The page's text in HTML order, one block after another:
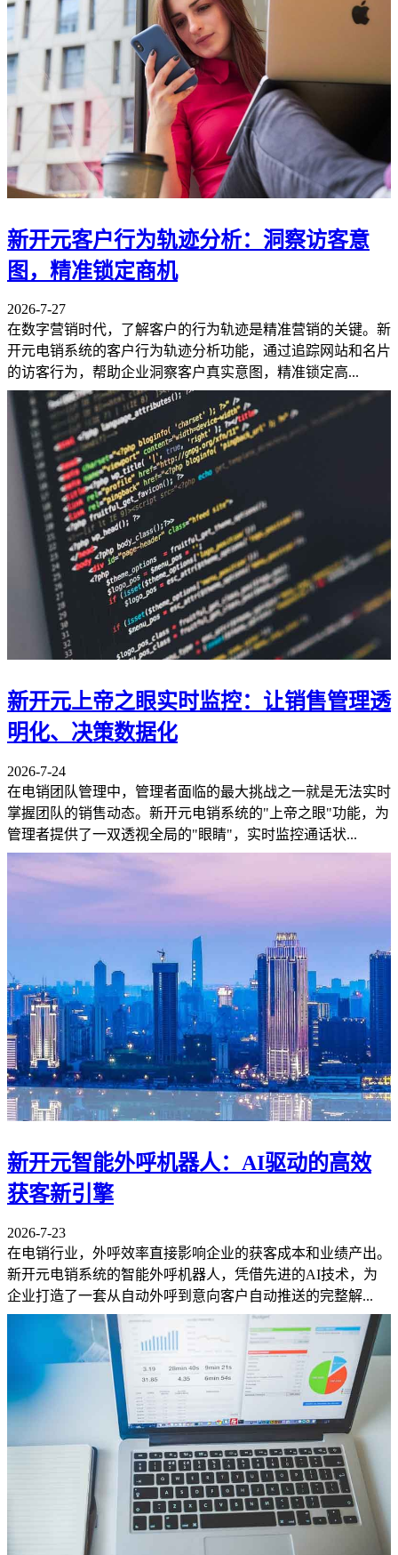
新开元客户行为轨迹分析：洞察访客意
图，精准锁定商机
2026-7-27
在数字营销时代，了解客户的行为轨迹是精准营销的关键。新
开元电销系统的客户行为轨迹分析功能，通过追踪网站和名片
的访客行为，帮助企业洞察客户真实意图，精准锁定高...
新开元上帝之眼实时监控：让销售管理透
明化、决策数据化
2026-7-24
在电销团队管理中，管理者面临的最大挑战之一就是无法实时
掌握团队的销售动态。新开元电销系统的"上帝之眼"功能，为
管理者提供了一双透视全局的"眼睛"，实时监控通话状...
新开元智能外呼机器人：AI驱动的高效
获客新引擎
2026-7-23
在电销行业，外呼效率直接影响企业的获客成本和业绩产出。
新开元电销系统的智能外呼机器人，凭借先进的AI技术，为
企业打造了一套从自动外呼到意向客户自动推送的完整解...